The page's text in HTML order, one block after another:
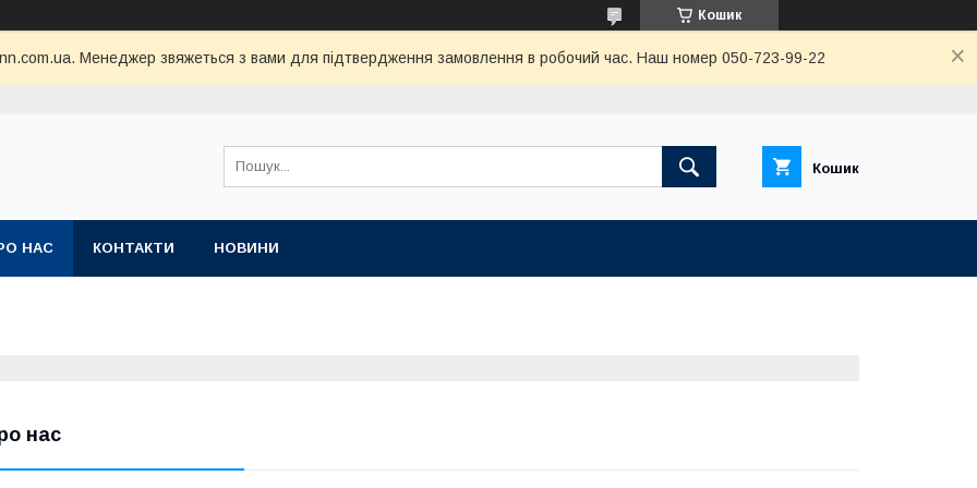
Кошик
Менеджер звяжеться з вами для підтвердження замовлення в робочий час. Наш номер 050-723-99-22
Кошик
НАС КОНТАКТИ НОВИНИ
нас